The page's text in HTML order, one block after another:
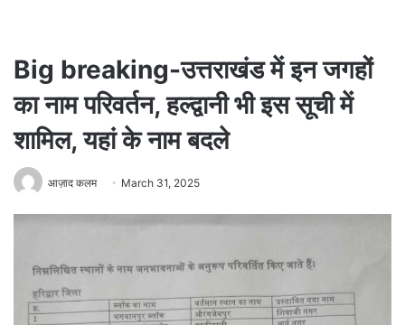
Big breaking-उत्तराखंड में इन जगहों
का नाम परिवर्तन, हल्द्वानी भी इस सूची में
शामिल, यहां के नाम बदले
आज़ाद कलम March 31, 2025